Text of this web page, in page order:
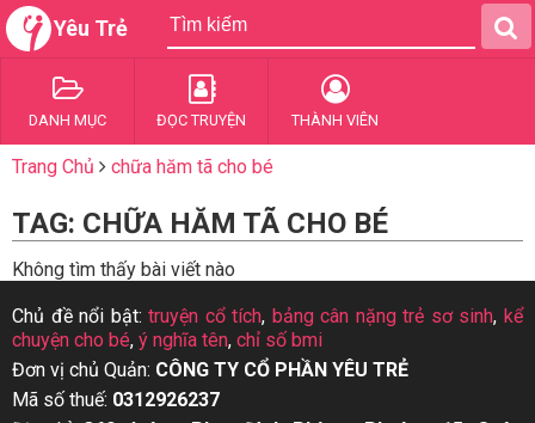
Yêu Trẻ
DANH MỤC ĐỌC TRUYỆN THÀNH VIÊN
Trang Chủ chữa hăm tã cho bé
TAG: CHỮA HĂM TÃ CHO BÉ
Không tìm thấy bài viết nào
Chủ đề nổi bật:truyện cổ tích, bảng cân nặng trẻ sơ sinh,kể
chuyện cho bé, ý nghĩa tên, chỉ số bmi
Đơn vị chủ Quản: CÔNG TY CỔ PHẦN YÊU TRẺ
Mã số thuế: 0312926237